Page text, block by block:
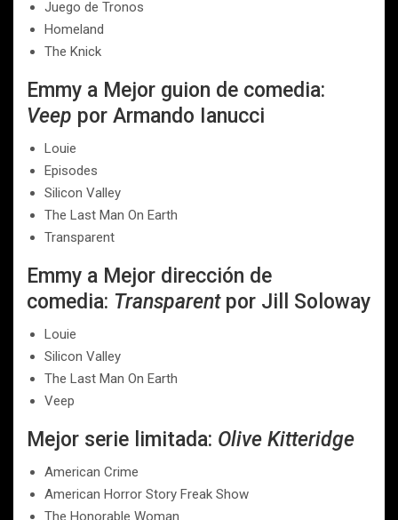
Juego de Tronos
Homeland
The Knick
Emmy a Mejor guion de comedia:
Veep por Armando Ianucci
Louie
Episodes
Silicon Valley
The Last Man On Earth
Transparent
Emmy a Mejor dirección de
comedia: Transparentpor Jill Soloway
Louie
Silicon Valley
The Last Man On Earth
Veep
Mejor serie limitada: Olive Kitteridge
American Crime
American Horror Story Freak Show
The Honorable Woman